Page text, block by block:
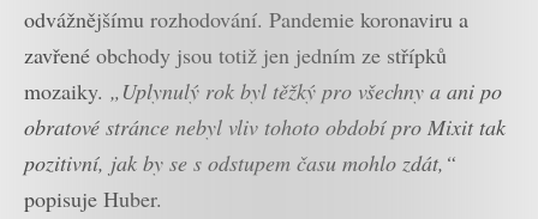
odvážnějšímu rozhodování. Pandemie koronaviru a
zavřené obchody jsou totiž jen jedním ze střípků
mozaiky. „Uplynulý rok byl těžký pro všechny a ani po
obratové stránce nebyl vliv tohoto období pro Mixit tak
pozitivní, jak by se s odstupem času mohlo zdát,“
popisuje Huber.